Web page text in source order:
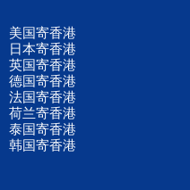
美国寄香港
日本寄香港
英国寄香港
德国寄香港
法国寄香港
荷兰寄香港
泰国寄香港
韩国寄香港